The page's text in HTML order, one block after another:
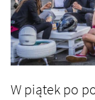
W piątek po